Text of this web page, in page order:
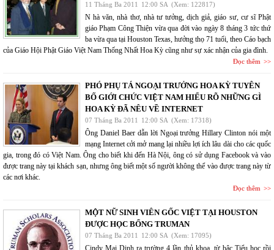
11 Tháng Ba 2011 12:00 SA (Xem: 122817)
N hà văn, nhà thơ, nhà tư tưởng, dịch giả, giáo sư, cư sĩ Phật
giáo Phạm Công Thiện vừa qua đời vào ngày 8 tháng 3 tức thứ
ba vừa qua tại Houston Texas, hưởng thọ 71 tuổi, theo Cáo bạch
của Giáo Hội Phật Giáo Việt Nam Thống Nhất Hoa Kỳ cũng như sự xác nhận của gia đình.
Đọc thêm
PHÓ PHỤ TÁ NGOẠI TRƯỞNG HOA KỲ TUYÊN
BỐ GIỚI CHỨC VIỆT NAM HIỂU RÕ NHỮNG GÌ
HOA KỲ ĐÃ NÊU VỀ INTERNET
07 Tháng Ba 2011 12:00 SA (Xem: 17318)
Ông Daniel Baer dẫn lời Ngoại trưởng Hillary Clinton nói một
mạng Internet cởi mở mang lại nhiều lợi ích lâu dài cho các quốc
gia, trong đó có Việt Nam. Ông cho biết khi đến Hà Nội, ông có sử dụng Facebook và vào
được trang này tại khách sạn, nhưng ông biết một số người không thể vào được trang này từ
các nơi khác.
Đọc thêm
MỘT NỮ SINH VIÊN GỐC VIỆT TẠI HOUSTON
ĐƯỢC HỌC BỔNG TRUMAN
07 Tháng Ba 2011 12:00 SA (Xem: 17095)
Cindy Mai Dinh ra trường 4 lần thủ khoa, từ bậc Tiểu học rồi